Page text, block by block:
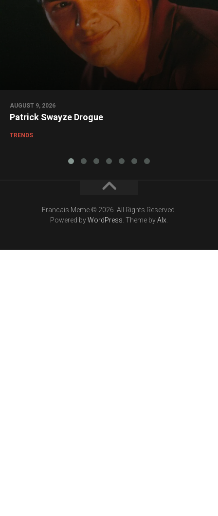
AUGUST 9, 2026
Patrick Swayze Drogue
TRENDS
Francais Meme © 2026. All Rights Reserved.
Powered byWordPress . Theme byAlx